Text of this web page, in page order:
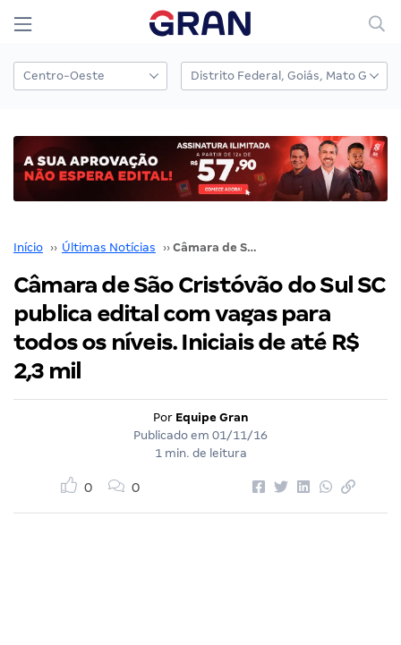
Início ›› Últimas Notícias ›› Câmara de São Cristóvão do Sul SC publica edital com vagas para todos os níveis. Iniciais de até R$ 2,3 mil
Câmara de São Cristóvão do Sul SC
publica edital com vagas para
todos os níveis. Iniciais de até R$
2,3 mil
Por Equipe Gran
Publicado em 01/11/16
1 min. de leitura
0 0